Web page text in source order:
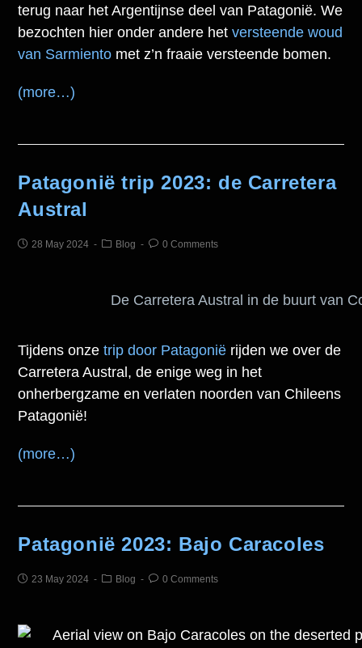
terug naar het Argentijnse deel van Patagonië. We
bezochten hier onder andere hetversteende woud
van Sarmiento met z’n fraaie versteende bomen.
(more…)
Patagonië trip 2023: de Carretera
Austral
28 May 2024 Blog 0 Comments
De Carretera Austral in de buurt van
Tijdens onzetrip door Patagonië rijden we over de
Carretera Austral, de enige weg in het
onherbergzame en verlaten noorden van Chileens
Patagonië!
(more…)
Patagonië 2023: Bajo Caracoles
23 May 2024 Blog 0 Comments